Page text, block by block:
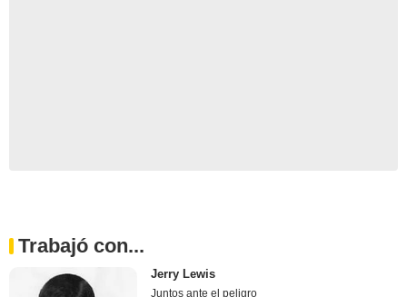
Trabajó con...
Jerry Lewis
Juntos ante el peligro